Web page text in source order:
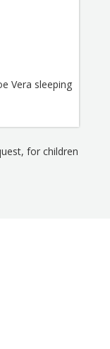
Vera sleeping
for children